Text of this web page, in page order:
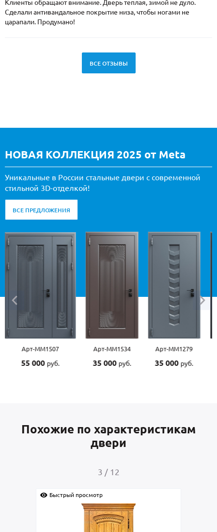
Клиенты обращают внимание. Дверь теплая, зимой не дуло.
Сделали антивандальное покрытие низа, чтобы ногами не
царапали. Продумано!
ВСЕ ОТЗЫВЫ
НОВАЯ КОЛЛЕКЦИЯ 2025 от Meta
Уникальные в России стальные двери с современной
стильной 3D-отделкой!
ВСЕ ПРЕДЛОЖЕНИЯ
Арт-ММ1507
55 000 руб.
Арт-ММ1534
35 000 руб.
Арт-ММ1279
35 000 руб.
Похожие по характеристикам
двери
3 / 12
Быстрый просмотр